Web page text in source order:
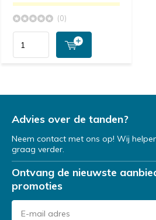
(0)
Advies over de tanden?
Neem contact met ons op! Wij
graag verder.
Ontvang de nieuwste
promoties